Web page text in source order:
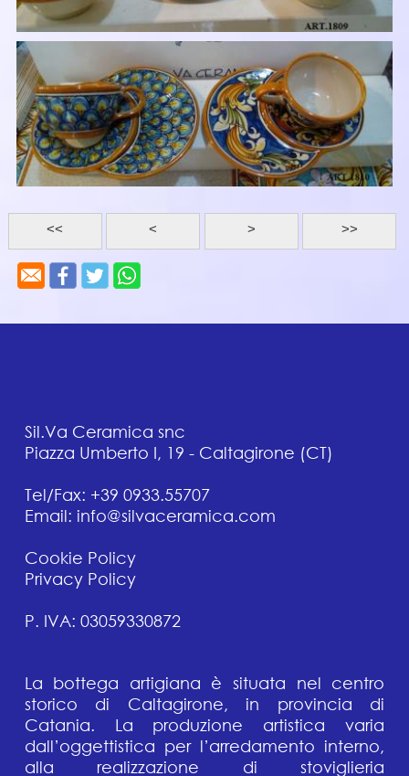
<< < > >>
Sil.Va Ceramica snc
Piazza Umberto I, 19 - Caltagirone (CT)
Tel/Fax: +39 0933.55707
Email: info@silvaceramica.com
Cookie Policy
Privacy Policy
P. IVA: 03059330872
La bottega artigiana è situata nel centro
storico di Caltagirone, in provincia di
Catania. La produzione artistica varia
dall’oggettistica per l’arredamento interno,
alla realizzazione di stoviglieria